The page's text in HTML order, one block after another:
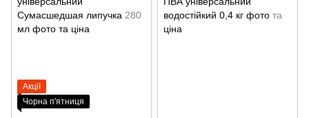
Акції
Чорна п'ятниця